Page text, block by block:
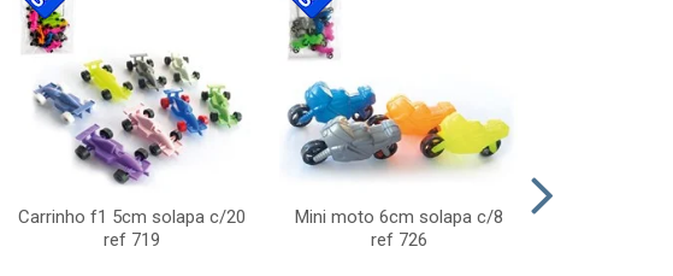
Carrinho f1 5cm solapa c/20
ref 719
Mini moto 6cm solapa c/8
ref 726